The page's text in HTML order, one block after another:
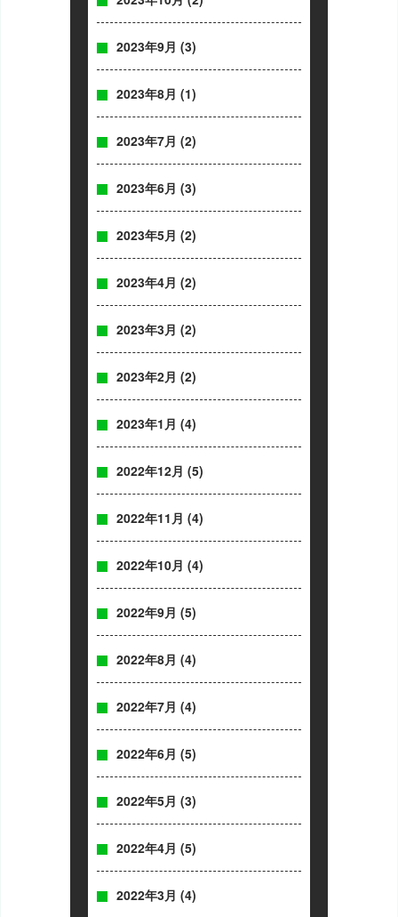
2023年9月 (3)
2023年8月 (1)
2023年7月 (2)
2023年6月 (3)
2023年5月 (2)
2023年4月 (2)
2023年3月 (2)
2023年2月 (2)
2023年1月 (4)
2022年12月 (5)
2022年11月 (4)
2022年10月 (4)
2022年9月 (5)
2022年8月 (4)
2022年7月 (4)
2022年6月 (5)
2022年5月 (3)
2022年4月 (5)
2022年3月 (4)